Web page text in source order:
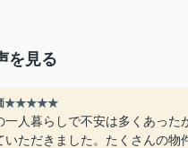
を見る
★★★★★
一人暮らしで不安は多くあった
いただきました。たくさんの物